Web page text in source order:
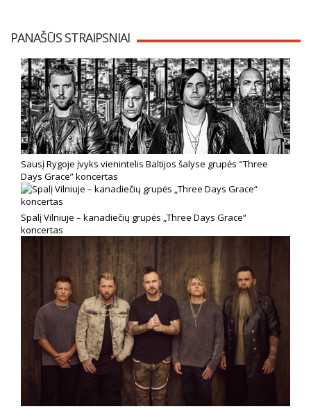
PANAŠŪS STRAIPSNIAI
Sausį Rygoje įvyks vienintelis Baltijos šalyse grupės "Three
Days Grace” koncertas
Spalį Vilniuje – kanadiečių grupės „Three Days Grace“
koncertas